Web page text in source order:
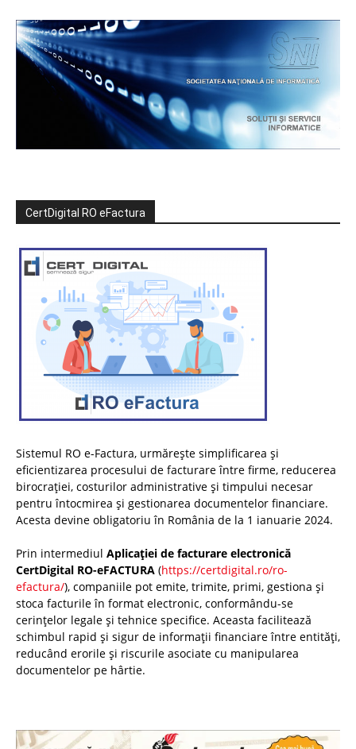
CertDigital RO eFactura
Sistemul RO e-Factura, urmărește simplificarea și
eficientizarea procesului de facturare între firme, reducerea
birocrației, costurilor administrative și timpului necesar
pentru întocmirea și gestionarea documentelor financiare.
Acesta devine obligatoriu în România de la 1 ianuarie 2024.
Prin intermediul Aplicației de facturare electronică
CertDigital RO-eFACTURA (https://certdigital.ro/ro-
efactura/), companiile pot emite, trimite, primi, gestiona și
stoca facturile în format electronic, conformându-se
cerințelor legale și tehnice specifice. Aceasta facilitează
schimbul rapid și sigur de informații financiare între entități,
reducând erorile și riscurile asociate cu manipularea
documentelor pe hârtie.